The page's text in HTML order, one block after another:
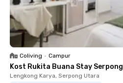
Coliving • Campur
Kost Rukita Buana Stay Serpong
Lengkong Karya, Serpong Utara